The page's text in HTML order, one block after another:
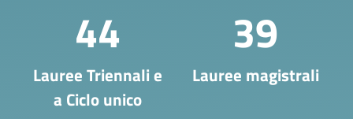
44
Lauree Triennali e
a Ciclo unico
39
Lauree magistrali